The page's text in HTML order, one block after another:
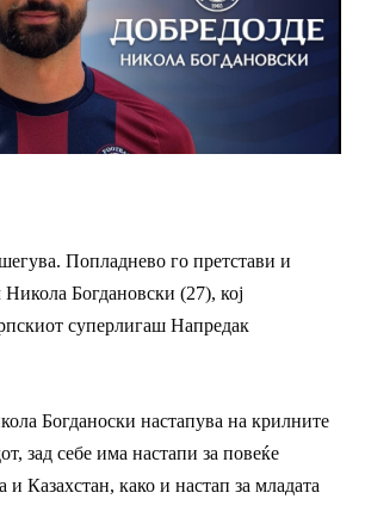
Попладнево го претстави и
Богдановски (27), кој
суперлигаш Напредак
Богданоски настапува на крилните
зад себе има настапи за повеќе
и Казахстан, како и настап за младата